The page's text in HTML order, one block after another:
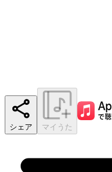
シェア マイうた